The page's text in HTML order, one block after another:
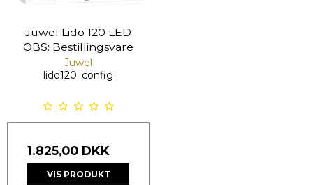
Juwel Lido 120 LED
OBS: Bestillingsvare
Juwel
lido120_config
1.825,00 DKK
VIS PRODUKT